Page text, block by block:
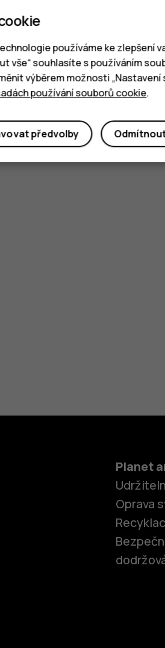
Ano Ne
Planet
Oprava
používáme ke zlepšení
vše“ souhlasíte s používáním
výběrem možnosti
používání souborů cookie.
předvolby